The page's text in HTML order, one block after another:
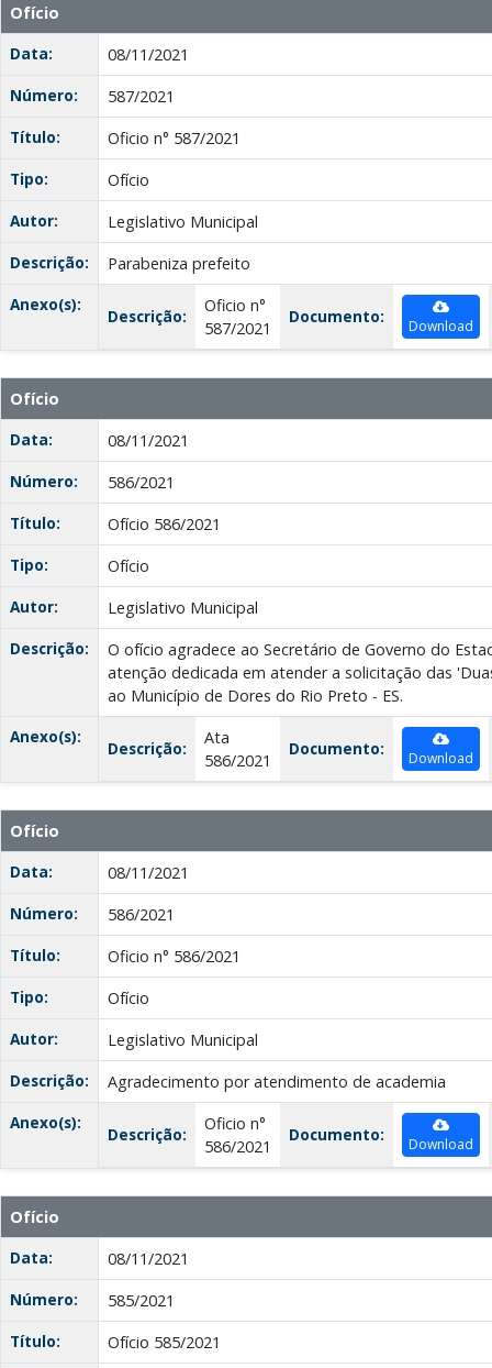
Ofício
Data:
08/11/2021
Número:
587/2021
Título:
Oficio n° 587/2021
Tipo:
Ofício
Autor:
Legislativo Municipal
Descrição:
Parabeniza prefeito
Anexo(s):
Descrição:
Oficio n°
587/2021
Documento: Download
Ofício
Data:
08/11/2021
Número:
586/2021
Título:
Ofício 586/2021
Tipo:
Ofício
Autor:
Legislativo Municipal
Descrição:
O ofício agradece ao Secretário de Governo do
atenção dedicada em atender a solicitação das
ao Município de Dores do Rio Preto - ES.
Anexo(s):
Descrição:
Ata
586/2021
Documento: Download
Ofício
Data:
08/11/2021
Número:
586/2021
Título:
Oficio n° 586/2021
Tipo:
Ofício
Autor:
Legislativo Municipal
Descrição:
Agradecimento por atendimento de academia
Anexo(s):
Descrição:
Oficio n°
586/2021
Documento: Download
Ofício
Data:
08/11/2021
Número:
585/2021
Título:
Ofício 585/2021